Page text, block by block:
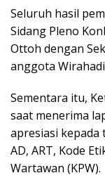
Seluruh hasil
Sidang Pleno
Ottoh dengan
anggota
Sementara itu,
saat menerima
apresiasi
AD, ART, Kode
Wartawan (KPW).